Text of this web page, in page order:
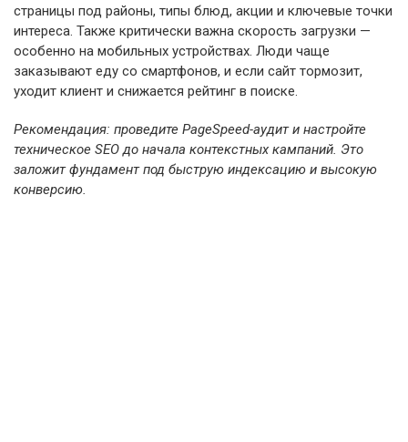
страницы под районы, типы блюд, акции и ключевые точки
интереса. Также критически важна скорость загрузки —
особенно на мобильных устройствах. Люди чаще
заказывают еду со смартфонов, и если сайт тормозит,
уходит клиент и снижается рейтинг в поиске.
Рекомендация: проведите PageSpeed-аудит и настройте
техническое SEO до начала контекстных кампаний. Это
заложит фундамент под быструю индексацию и высокую
конверсию.